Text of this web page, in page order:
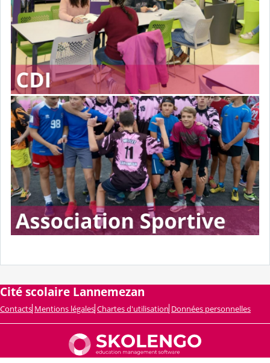
Cité scolaire Lannemezan
Contacts Mentions légales Chartes d'utilisation Données personnelles